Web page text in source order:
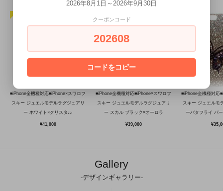
■iPhone全機種対応■iPhone×スワロフ
スキー ジュエルモデルラグジュアリ
ー ホワイト×クリスタル
¥41,000
■iPhone全機種対応■iPhone×スワロフ
スキー ジュエルモデルラグジュアリ
ー スカル ブラック×オーロラ
¥39,000
■iPhone全機種対応
スキー ジュエルモ
ーバタフライ パ
Gallery
-デザインギャラリー-
2026年8月1日～2026年9月30日
クーポンコード
202608
コードをコピー